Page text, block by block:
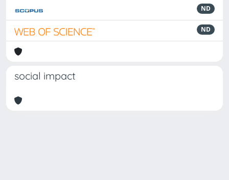
ND
ND
social impact